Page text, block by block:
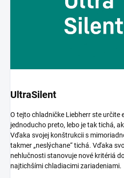
UltraSilent
O tejto chladničke Liebherr ste určite
jednoducho preto, lebo je tak tichá,
Vďaka svojej konštrukcii s
takmer „neslýchane“ tichá. Vďaka
nehlučnosti stanovuje nové kritériá
najtichšími chladiacimi zariadeniami.